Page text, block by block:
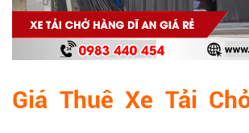
Giá Thuê Xe Tải